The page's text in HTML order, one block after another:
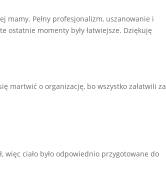
mamy. Pełny profesjonalizm, uszanowanie i
ostatnie momenty były łatwiejsze. Dziękuję
martwić o organizację, bo wszystko załatwili za
więc ciało było odpowiednio przygotowane do